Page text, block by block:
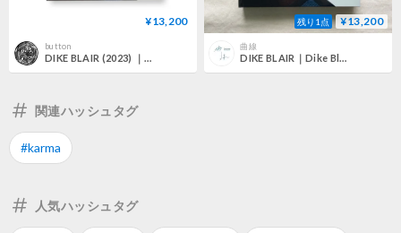
¥13,200
button
DIKE BLAIR (2023) ｜Dike Blair
残り1点 ¥13,200
曲線
DIKE BLAIR｜Dike Blair (2023)
関連ハッシュタグ
#karma
人気ハッシュタグ